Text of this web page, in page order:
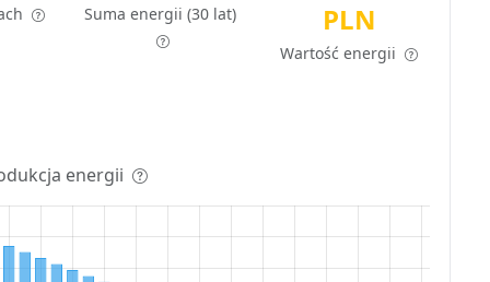
Suma energii (30 lat)
PLN
Wartość energii
energii